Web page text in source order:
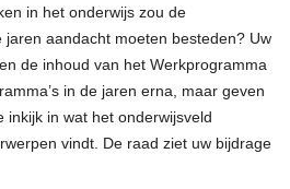
in het onderwijs zou de
aandacht moeten besteden? Uw
de inhoud van het Werkprogramma
in de jaren erna, maar geven
in wat het onderwijsveld
vindt. De raad ziet uw bijdrage